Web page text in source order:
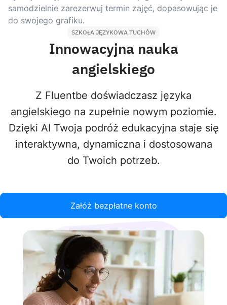
samodzielnie zarezerwuj termin zajęć, dopasowując je
do swojego grafiku.
SZKOŁA JĘZYKOWA TUCHÓW
Innowacyjna nauka
angielskiego
Z Fluentbe doświadczasz języka
angielskiego na zupełnie nowym poziomie.
Dzięki AI Twoja podróż edukacyjna staje się
interaktywna, dynamiczna i dostosowana
do Twoich potrzeb.
Załóż bezpłatne konto